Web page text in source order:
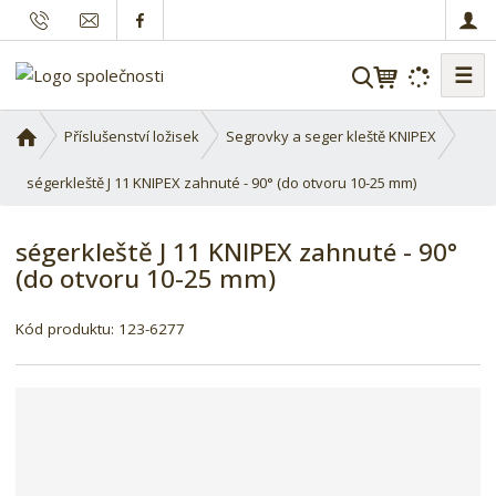
V
h
e
a
t
☰
v
o
í
s
r
Příslušenství ložisek Segrovky a seger kleště KNIPEX
ségerkleště J 11 KNIPEX zahnuté - 90° (do otvoru 10-25 mm)
ségerkleště J 11 KNIPEX zahnuté - 90°
(do otvoru 10-25 mm)
Kód produktu: 123-6277